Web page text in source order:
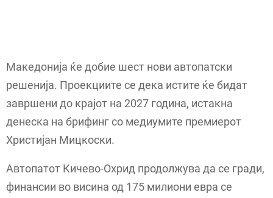
Македонија ќе добие шест нови автопатски
решенија. Проекциите се дека истите ќе бидат
завршени до крајот на 2027 година, истакна
денеска на брифинг со медиумите премиерот
Христијан Мицкоски.
Автопатот Кичево-Охрид продолжува да се гради,
финансии во висина од 175 милиони евра се